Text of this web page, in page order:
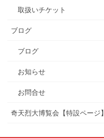
取扱いチケット
ブログ
ブログ
お知らせ
お問合せ
奇天烈大博覧会【特設ページ】